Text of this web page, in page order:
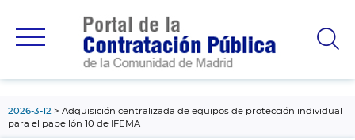
principal
2026-3-12
Adquisición centralizada de equipos de protección individual
para el pabellón 10 de IFEMA